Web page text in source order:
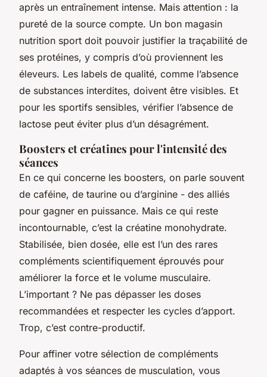
après un entraînement intense. Mais attention : la
pureté de la source compte. Un bon magasin
nutrition sport doit pouvoir justifier la traçabilité de
ses protéines, y compris d’où proviennent les
éleveurs. Les labels de qualité, comme l’absence
de substances interdites, doivent être visibles. Et
pour les sportifs sensibles, vérifier l’absence de
lactose peut éviter plus d’un désagrément.
Boosters et créatines pour l'intensité des
séances
En ce qui concerne les boosters, on parle souvent
de caféine, de taurine ou d’arginine - des alliés
pour gagner en puissance. Mais ce qui reste
incontournable, c’est la créatine monohydrate.
Stabilisée, bien dosée, elle est l’un des rares
compléments scientifiquement éprouvés pour
améliorer la force et le volume musculaire.
L’important ? Ne pas dépasser les doses
recommandées et respecter les cycles d’apport.
Trop, c’est contre-productif.
Pour affiner votre sélection de compléments
adaptés à vos séances de musculation, vous